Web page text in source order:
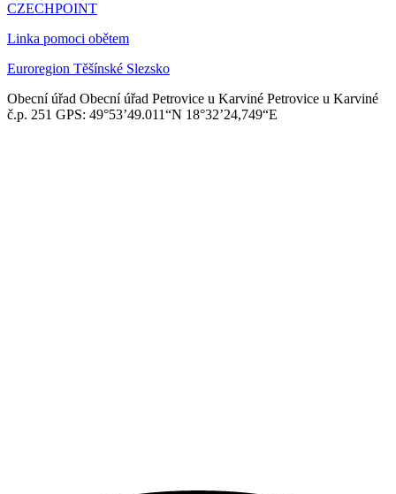
CZECHPOINT
Linka pomoci obětem
Euroregion Těšínské Slezsko
Obecní úřad Obecní úřad Petrovice u Karviné Petrovice u Karviné
č.p. 251 GPS: 49°53’49.011“N 18°32’24,749“E